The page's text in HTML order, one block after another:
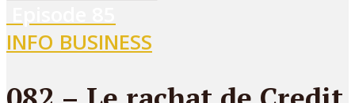
INFO BUSINESS